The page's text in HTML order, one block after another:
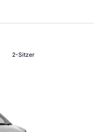
2-Sitzer